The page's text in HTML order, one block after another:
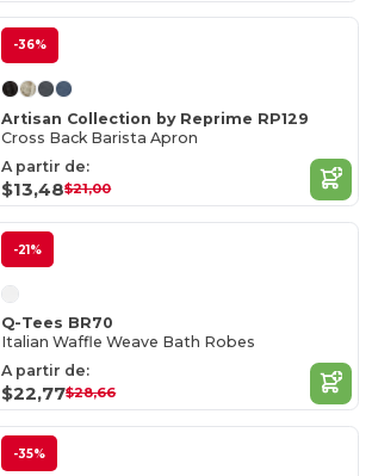
-36%
Artisan Collection by Reprime RP129
Cross Back Barista Apron
A partir de:
$13,48$21,00
-21%
Q-Tees BR70
Italian Waffle Weave Bath Robes
A partir de:
$22,77$28,66
-35%